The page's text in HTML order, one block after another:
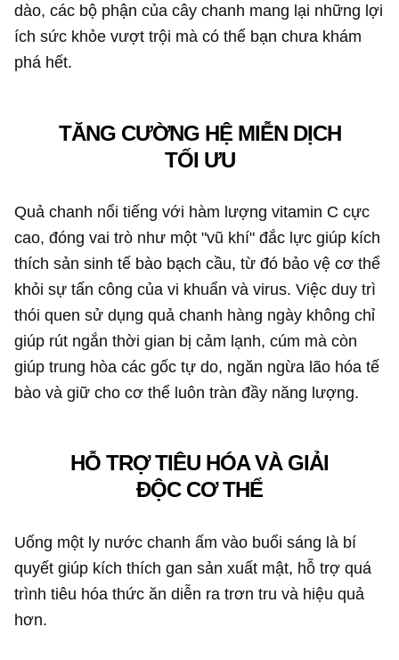
dào, các bộ phận của cây chanh mang lại những lợi
ích sức khỏe vượt trội mà có thể bạn chưa khám
phá hết.
TĂNG CƯỜNG HỆ MIỄN DỊCH
TỐI ƯU
Quả chanh nổi tiếng với hàm lượng vitamin C cực
cao, đóng vai trò như một "vũ khí" đắc lực giúp kích
thích sản sinh tế bào bạch cầu, từ đó bảo vệ cơ thể
khỏi sự tấn công của vi khuẩn và virus. Việc duy trì
thói quen sử dụng quả chanh hàng ngày không chỉ
giúp rút ngắn thời gian bị cảm lạnh, cúm mà còn
giúp trung hòa các gốc tự do, ngăn ngừa lão hóa tế
bào và giữ cho cơ thể luôn tràn đầy năng lượng.
HỖ TRỢ TIÊU HÓA VÀ GIẢI
ĐỘC CƠ THỂ
Uống một ly nước chanh ấm vào buổi sáng là bí
quyết giúp kích thích gan sản xuất mật, hỗ trợ quá
trình tiêu hóa thức ăn diễn ra trơn tru và hiệu quả
hơn.